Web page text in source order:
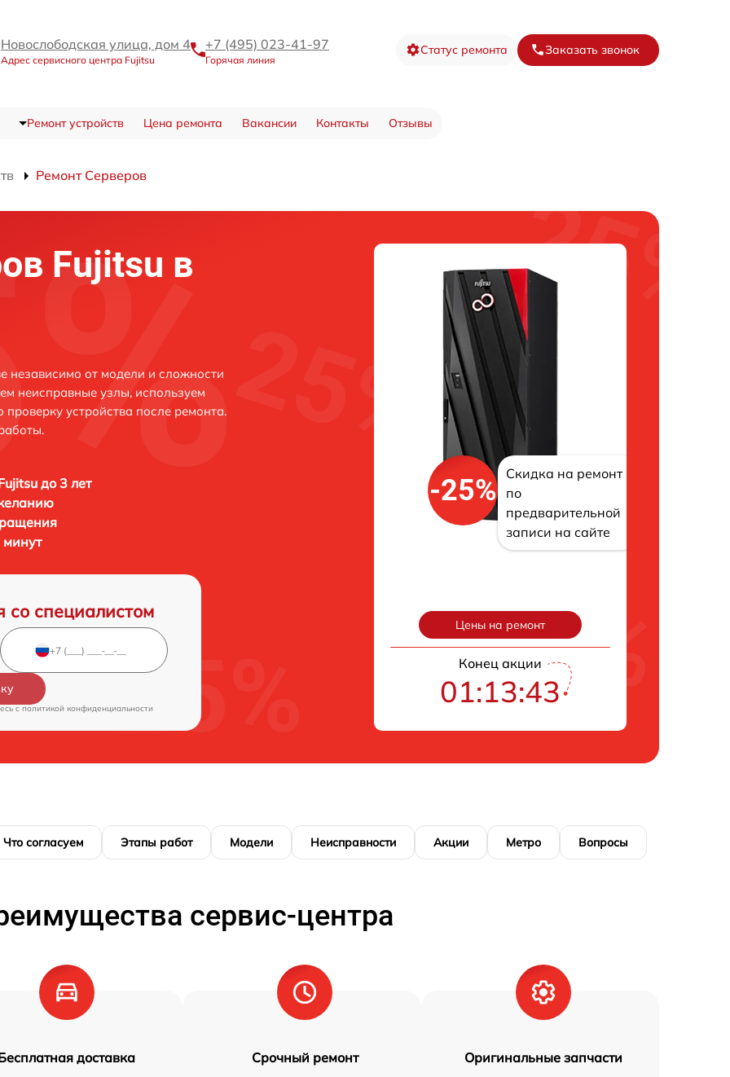
Новослободская улица, дом 4
Адрес сервисного центра Fujitsu
+7 (495) 023-41-97
Горячая линия
Статус ремонта Заказать звонок
Ремонт устройств Цена ремонта Вакансии Контакты Отзывы
Ремонт Серверов
Fujitsu в
независимо от модели и сложности
неисправные узлы, используем
устройства после ремонта.
до 3 лет
минут
со специалистом
cполитикой конфиденциальности
-25%
Скидка на ремонт
по
предварительной
записи на сайте
Цены на ремонт
Конец акции
01:13:42
Что согласуем Этапы работ Модели Неисправности Акции Метро Вопросы
сервис-центра
доставка Срочный ремонт Оригинальные запчасти